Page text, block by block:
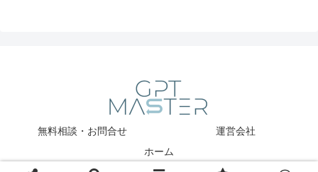
無料相談・お問合せ
運営会社
ホーム